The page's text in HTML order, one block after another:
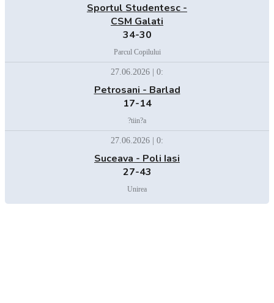
Sportul Studentesc -
CSM Galati
34-30
Parcul Copilului
27.06.2026 | 0:
Petrosani - Barlad
17-14
?tiin?a
27.06.2026 | 0:
Suceava - Poli Iasi
27-43
Unirea